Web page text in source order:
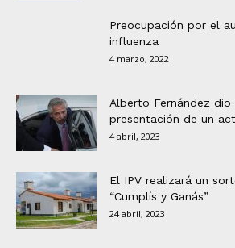
Preocupación por el
influenza
4 marzo, 2022
Alberto Fernández dio
presentación de un
4 abril, 2023
El IPV realizará un
“Cumplís y Ganás”
24 abril, 2023